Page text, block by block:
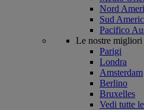
Nord
Sud
Pacifico
Le nostre migliori
Parigi
Londra
Amsterdam
Berlino
Bruxelles
Vedi tutte